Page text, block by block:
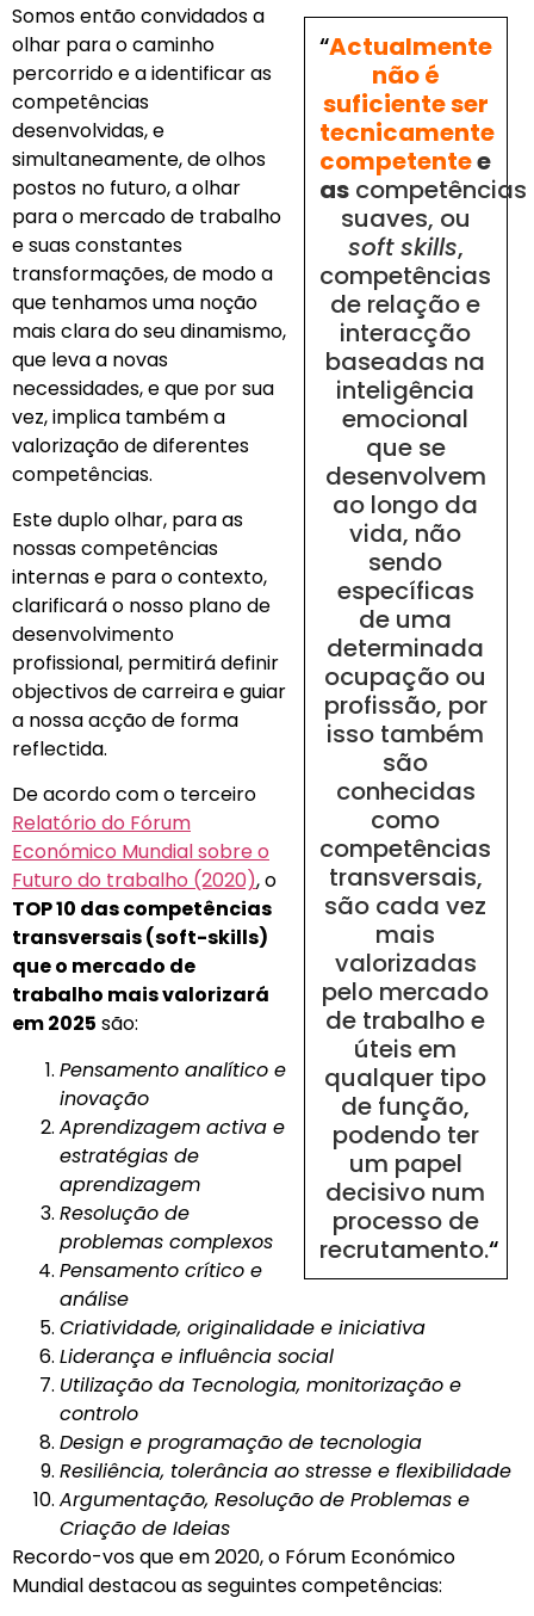
“Actualmente
não é
suficiente ser
tecnicamente
competentee
ascompetências
suaves, ou
soft skills,
competências
de relação e
interacção
baseadas na
inteligência
emocional
que se
desenvolvem
ao longo da
vida, não
sendo
específicas
de uma
determinada
ocupação ou
profissão, por
isso também
são
conhecidas
como
competências
transversais,
são cada vez
mais
valorizadas
pelo mercado
de trabalho e
úteis em
qualquer tipo
de função,
podendo ter
um papel
decisivo num
processo de
recrutamento.“
Somos então convidados a
olhar para o caminho
percorrido e a identificar as
competências
desenvolvidas, e
simultaneamente, de olhos
postos no futuro, a olhar
para o mercado de trabalho
e suas constantes
transformações, de modo a
que tenhamos uma noção
mais clara do seu dinamismo,
que leva a novas
necessidades, e que por sua
vez, implica também a
valorização de diferentes
competências.
Este duplo olhar, para as
nossas competências
internas e para o contexto,
clarificará o nosso plano de
desenvolvimento
profissional, permitirá definir
objectivos de carreira e guiar
a nossa acção de forma
reflectida.
De acordo com o terceiro
Relatório do Fórum
Económico Mundial sobre o
Futuro do trabalho (2020), o
TOP 10 das competências
transversais (soft-skills)
que o mercado de
trabalho mais valorizará
em 2025 são:
Pensamento analítico e
inovação
Aprendizagem activa e
estratégias de
aprendizagem
Resolução de
problemas complexos
Pensamento crítico e
análise
Criatividade, originalidade e iniciativa
Liderança e influência social
Utilização da Tecnologia, monitorização e
controlo
Design e programação de tecnologia
Resiliência, tolerância ao stresse e flexibilidade
Argumentação, Resolução de Problemas e
Criação de Ideias
Recordo-vos que em 2020, o Fórum Económico
Mundial destacou as seguintes competências: